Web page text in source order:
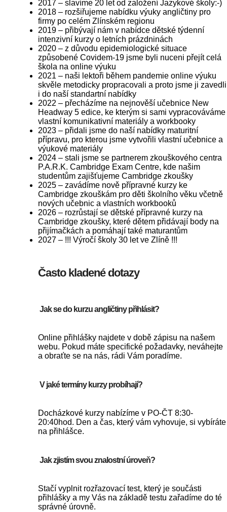
2017 – slavíme 20 let od založení Jazykové školy:-)
2018 – rozšiřujeme nabídku výuky angličtiny pro
firmy po celém Zlínském regionu
2019 – přibývají nám v nabídce dětské týdenní
intenzivní kurzy o letních prázdninách
2020 – z důvodu epidemiologické situace
způsobené Covidem-19 jsme byli nuceni přejít celá
škola na online výuku
2021 – naši lektoři během pandemie online výuku
skvěle metodicky propracovali a proto jsme ji zavedli
i do naší standartní nabídky
2022 – přecházíme na nejnověší učebnice New
Headway 5 edice, ke kterým si sami vypracováváme
vlastní komunikativní materiály a workbooky
2023 – přidali jsme do naší nabídky maturitní
přípravu, pro kterou jsme vytvořili vlastní učebnice a
výukové materiály
2024 – stali jsme se partnerem zkouškového centra
P.A.R.K. Cambridge Exam Centre, kde našim
studentům zajišťujeme Cambridge zkoušky
2025 – zavádíme nově přípravné kurzy ke
Cambridge zkouškám pro děti školního věku včetně
nových učebnic a vlastních workbooků
2026 – rozrůstají se dětské přípravné kurzy na
Cambridge zkoušky, které dětem přidávají body na
přijímačkách a pomáhají také maturantům
2027 – !!! Výročí školy 30 let ve Zlíně !!!
Často kladené dotazy
Jak se do kurzu angličtiny přihlásit?
Online přihlášky najdete v době zápisu na našem
webu. Pokud máte specifické požadavky, neváhejte
a obraťte se na nás, rádi Vám poradíme.
V jaké termíny kurzy probíhají?
Docházkové kurzy nabízíme v PO-ČT 8:30-
20:40hod. Den a čas, který vám vyhovuje, si vybíráte
na přihlášce.
Jak zjistím svou znalostní úroveň?
Stačí vyplnit rozřazovací test, který je součásti
přihlášky a my Vás na základě testu zařadíme do té
správné úrovně.